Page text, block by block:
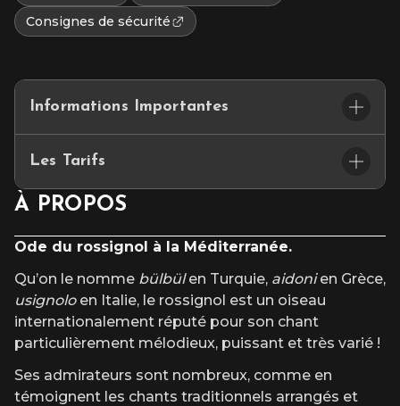
Consignes de sécurité
Informations Importantes
A partir de 6 ans
Les Tarifs
Tarif unique : 6€
À PROPOS
Ode du rossignol à la Méditerranée.
Qu’on le nomme bülbülen Turquie, aidonien Grèce,
usignolo en Italie, le rossignol est un oiseau
internationalement réputé pour son chant
particulièrement mélodieux, puissant et très varié !
Ses admirateurs sont nombreux, comme en
témoignent les chants traditionnels arrangés et